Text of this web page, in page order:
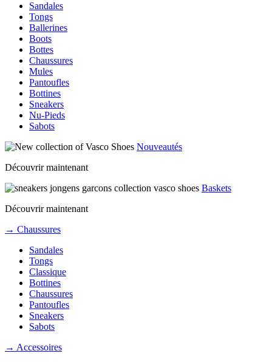
Sandales
Tongs
Ballerines
Boots
Bottes
Chaussures
Mules
Pantoufles
Bottines
Sneakers
Nu-Pieds
Sabots
Nouveautés
Découvrir maintenant
Baskets
Découvrir maintenant
→ Chaussures
Sandales
Tongs
Classique
Bottines
Chaussures
Pantoufles
Sneakers
Sabots
→ Accessoires